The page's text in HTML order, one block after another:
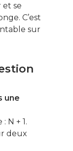
se
C’est
sur
une
N + 1.
deux
pratiques